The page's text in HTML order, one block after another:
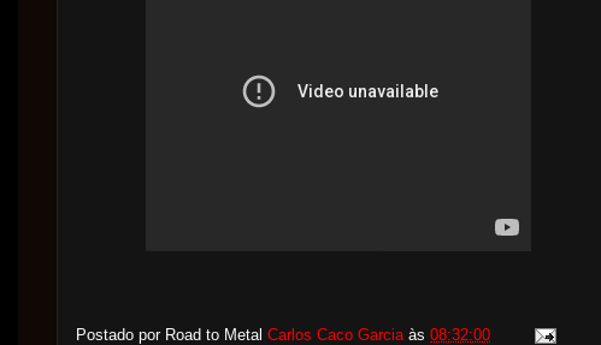
Postado por Road to Metal Carlos Caco Garcia às 08:32:00